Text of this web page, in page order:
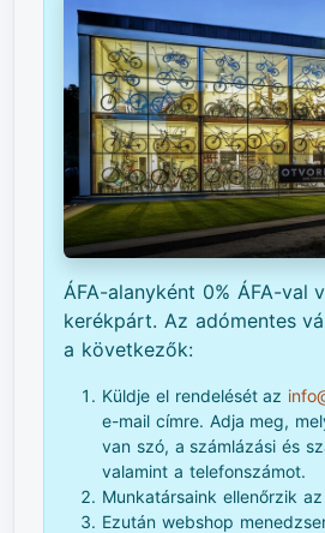
ÁFA-alanyként 0% ÁFA-val
kerékpárt. Az adómentes
a következők:
Küldje el rendelését az
e-mail címre. Adja meg,
van szó, a számlázási és
valamint a telefonszámot.
Munkatársaink ellenőrzik
Ezután webshop